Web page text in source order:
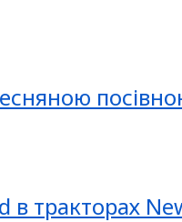
в тракторах